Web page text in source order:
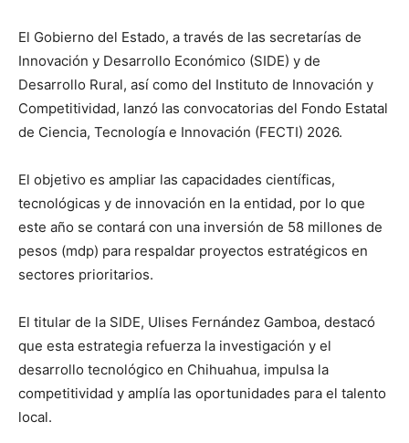
El Gobierno del Estado, a través de las secretarías de
Innovación y Desarrollo Económico (SIDE) y de
Desarrollo Rural, así como del Instituto de Innovación y
Competitividad, lanzó las convocatorias del Fondo Estatal
de Ciencia, Tecnología e Innovación (FECTI) 2026.
El objetivo es ampliar las capacidades científicas,
tecnológicas y de innovación en la entidad, por lo que
este año se contará con una inversión de 58 millones de
pesos (mdp) para respaldar proyectos estratégicos en
sectores prioritarios.
El titular de la SIDE, Ulises Fernández Gamboa, destacó
que esta estrategia refuerza la investigación y el
desarrollo tecnológico en Chihuahua, impulsa la
competitividad y amplía las oportunidades para el talento
local.